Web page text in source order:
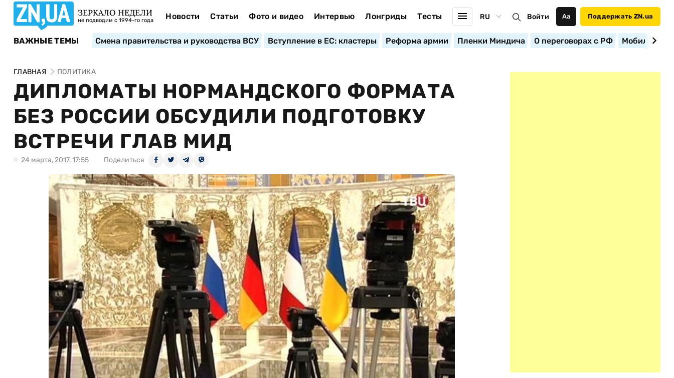
ЗЕРКАЛО НЕДЕЛИ
не подводим с 1994-го года Новости Статьи Фото и видео Интервью Лонгриды Тесты RU Войти Аа Поддержать ZN.ua
ВАЖНЫЕ ТЕМЫ Смена правительства и руководства ВСУ Вступление в ЕС: кластеры Реформа армии Пленки Миндича О переговорах с РФ
ГЛАВНАЯ ПОЛИТИКА
ДИПЛОМАТЫ НОРМАНДСКОГО ФОРМАТА
БЕЗ РОССИИ ОБСУДИЛИ ПОДГОТОВКУ
ВСТРЕЧИ ГЛАВ МИД
24 марта, 2017, 17:55 Поделиться